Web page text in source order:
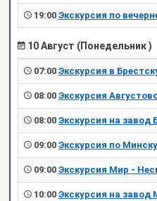
19:00 Экскурсия по
10 Август (Понедельник )
07:00 Экскурсия в
08:00 Экскурсия
08:00 Экскурсия на завод
09:00 Экскурсия по Минску
09:00 Экскурсия Мир -
10:00 Экскурсия на завод